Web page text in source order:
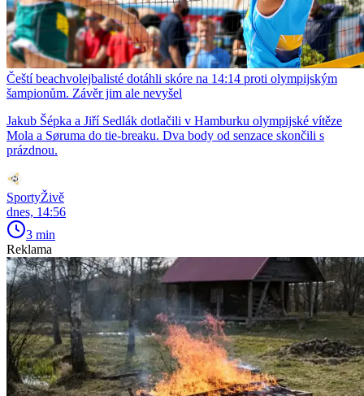
Čeští beachvolejbalisté dotáhli skóre na 14:14 proti olympijským
šampionům. Závěr jim ale nevyšel
Jakub Šépka a Jiří Sedlák dotlačili v Hamburku olympijské vítěze
Mola a Søruma do tie-breaku. Dva body od senzace skončili s
prázdnou.
SportyŽivě
dnes, 14:56
3 min
Reklama